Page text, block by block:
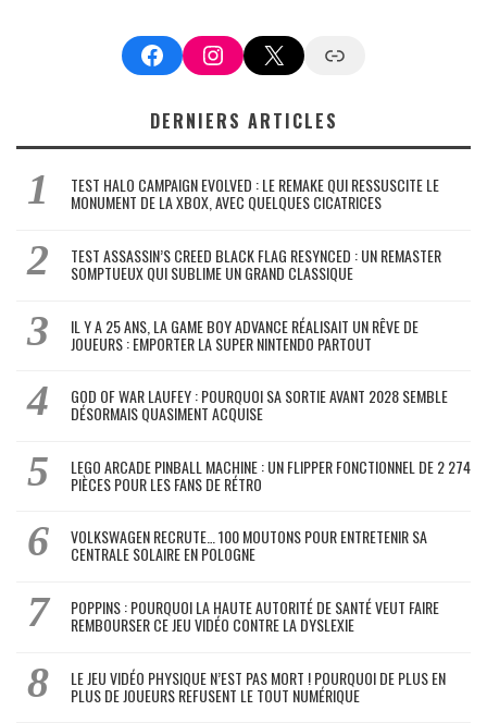
FacebookInstagram
X Google News
DERNIERS ARTICLES
TEST HALO CAMPAIGN EVOLVED : LE REMAKE QUI RESSUSCITE LE
MONUMENT DE LA XBOX, AVEC QUELQUES CICATRICES
TEST ASSASSIN’S CREED BLACK FLAG RESYNCED : UN REMASTER
SOMPTUEUX QUI SUBLIME UN GRAND CLASSIQUE
IL Y A 25 ANS, LA GAME BOY ADVANCE RÉALISAIT UN RÊVE DE
JOUEURS : EMPORTER LA SUPER NINTENDO PARTOUT
GOD OF WAR LAUFEY : POURQUOI SA SORTIE AVANT 2028 SEMBLE
DÉSORMAIS QUASIMENT ACQUISE
LEGO ARCADE PINBALL MACHINE : UN FLIPPER FONCTIONNEL DE 2 274
PIÈCES POUR LES FANS DE RÉTRO
VOLKSWAGEN RECRUTE… 100 MOUTONS POUR ENTRETENIR SA
CENTRALE SOLAIRE EN POLOGNE
POPPINS : POURQUOI LA HAUTE AUTORITÉ DE SANTÉ VEUT FAIRE
REMBOURSER CE JEU VIDÉO CONTRE LA DYSLEXIE
LE JEU VIDÉO PHYSIQUE N’EST PAS MORT ! POURQUOI DE PLUS EN
PLUS DE JOUEURS REFUSENT LE TOUT NUMÉRIQUE